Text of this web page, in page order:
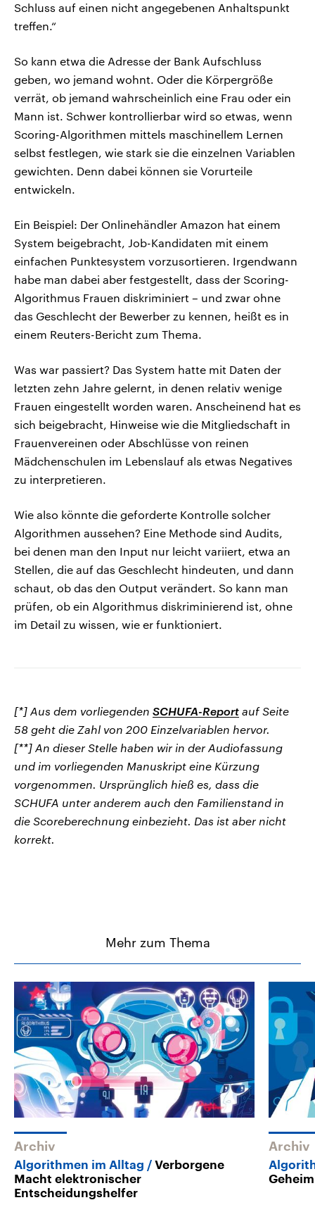
Schluss auf einen nicht angegebenen Anhaltspunkt
treffen.“
So kann etwa die Adresse der Bank Aufschluss
geben, wo jemand wohnt. Oder die Körpergröße
verrät, ob jemand wahrscheinlich eine Frau oder ein
Mann ist. Schwer kontrollierbar wird so etwas, wenn
Scoring-Algorithmen mittels maschinellem Lernen
selbst festlegen, wie stark sie die einzelnen Variablen
gewichten. Denn dabei können sie Vorurteile
entwickeln.
Ein Beispiel: Der Onlinehändler Amazon hat einem
System beigebracht, Job-Kandidaten mit einem
einfachen Punktesystem vorzusortieren. Irgendwann
habe man dabei aber festgestellt, dass der Scoring-
Algorithmus Frauen diskriminiert – und zwar ohne
das Geschlecht der Bewerber zu kennen, heißt es in
einem Reuters-Bericht zum Thema.
Was war passiert? Das System hatte mit Daten der
letzten zehn Jahre gelernt, in denen relativ wenige
Frauen eingestellt worden waren. Anscheinend hat es
sich beigebracht, Hinweise wie die Mitgliedschaft in
Frauenvereinen oder Abschlüsse von reinen
Mädchenschulen im Lebenslauf als etwas Negatives
zu interpretieren.
Wie also könnte die geforderte Kontrolle solcher
Algorithmen aussehen? Eine Methode sind Audits,
bei denen man den Input nur leicht variiert, etwa an
Stellen, die auf das Geschlecht hindeuten, und dann
schaut, ob das den Output verändert. So kann man
prüfen, ob ein Algorithmus diskriminierend ist, ohne
im Detail zu wissen, wie er funktioniert.
[*] Aus dem vorliegenden SCHUFA-Report auf Seite
58 geht die Zahl von 200 Einzelvariablen hervor.
[**] An dieser Stelle haben wir in der Audiofassung
und im vorliegenden Manuskript eine Kürzung
vorgenommen. Ursprünglich hieß es, dass die
SCHUFA unter anderem auch den Familienstand in
die Scoreberechnung einbezieht. Das ist aber nicht
korrekt.
Mehr zum Thema
Archiv
Algorithmen im Alltag
Verborgene
Macht elektronischer
Entscheidungshelfer
Archiv